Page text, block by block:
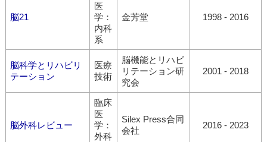
脳21
医
学：
内科
系
金芳堂 1998 - 2016
脳科学とリハビリ
テーション
医療
技術
脳機能とリハビ
リテーション研
究会
2001 - 2018
脳外科レビュー
臨床
医
学：
外科
Silex Press合同
会社
2016 - 2023